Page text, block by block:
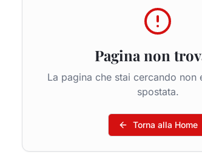
Pagina non
La pagina che stai cercando non
spostata.
Torna alla Home